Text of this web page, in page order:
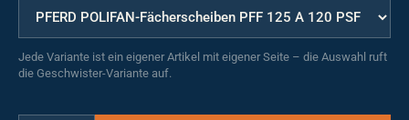
Jede Variante ist ein eigener Artikel mit eigener Seite – die Auswahl ruft
die Geschwister-Variante auf.